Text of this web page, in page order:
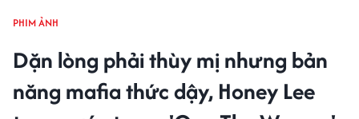
PHIM ẢNH
Dặn lòng phải thùy mị nhưng bản
năng mafia thức dậy, Honey Lee